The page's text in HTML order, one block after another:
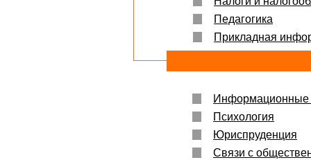
06.10.2017
Большое спасибо Вам и автору!!! Это
что нужно!!!!!
Спасибо, что ВЫ есть!!!
Педагогика
Прикладная
Информационные
Психология
Юриспруденция
Связи с